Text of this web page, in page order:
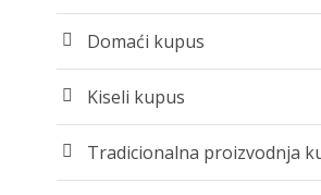
Domaći kupus
Kiseli kupus
Tradicionalna proizvodnja